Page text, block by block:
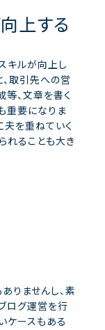
上する
キルが向上し
取引先への営
、文章を書く
重要になりま
夫を重ねていく
れることも大き
りませんし、素
ログ運営を行
ケースもある